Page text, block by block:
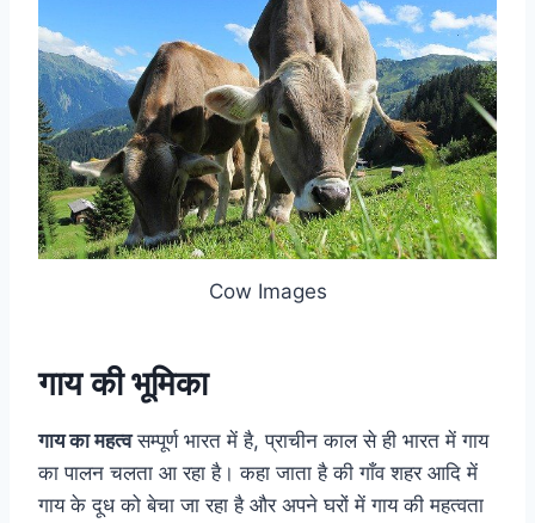
Cow Images
गाय की भूमिका
गाय का महत्वसम्पूर्ण भारत में है, प्राचीन काल से ही भारत में गाय
का पालन चलता आ रहा है। कहा जाता है की गाँव शहर आदि में
गाय के दूध को बेचा जा रहा है और अपने घरों में गाय की महत्वता